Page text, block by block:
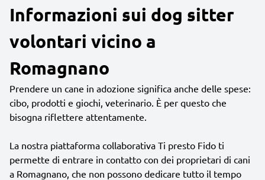
Informazioni sui dog sitter
volontari vicino a
Romagnano
Prendere un cane in adozione significa anche delle spese:
cibo, prodotti e giochi, veterinario. È per questo che
bisogna riflettere attentamente.
La nostra piattaforma collaborativa Ti presto Fido ti
permette di entrare in contatto con dei proprietari di cani
a Romagnano, che non possono dedicare tutto il tempo